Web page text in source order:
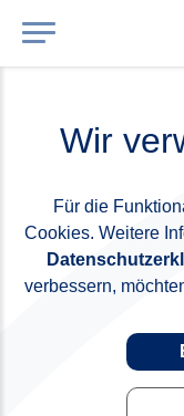
Wir
Für die
Cookies. Weitere
verbessern,